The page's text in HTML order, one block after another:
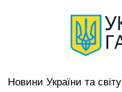
Hовини України та світу